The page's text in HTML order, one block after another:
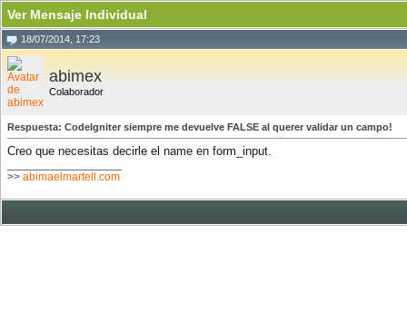
Ver Mensaje Individual
18/07/2014, 17:23
abimex
Colaborador
Respuesta: CodeIgniter siempre me devuelve FALSE al querer validar un campo!
Creo que necesitas decirle el name en form_input.
>> abimaelmartell.com